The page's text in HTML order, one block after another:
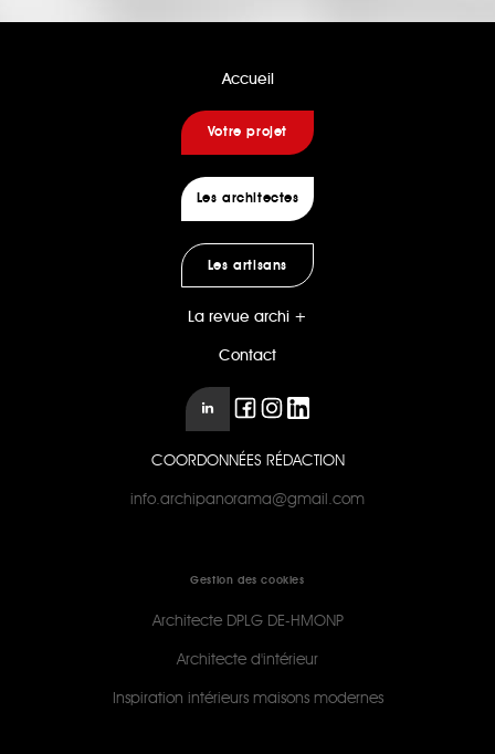
Accueil
Votre projet
Les architectes
Les artisans
La revue archi +
Contact
COORDONNÉES RÉDACTION
info.archipanorama@gmail.com
Gestion des cookies
Architecte DPLG DE-HMONP
Architecte d'intérieur
Inspiration intérieurs maisons modernes